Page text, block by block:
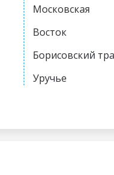
Московская
Восток
Борисовский
Уручье